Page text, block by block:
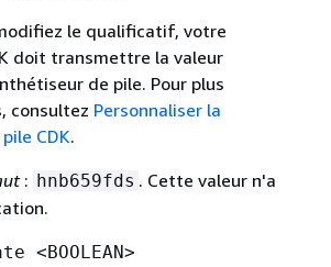
le qualificatif, votre
doit transmettre la valeur
de pile. Pour plus
consultez Personnaliser la
CDK.
: hnb659fds . Cette valeur n'a
<BOOLEAN>